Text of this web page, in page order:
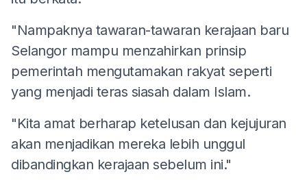
"Nampaknya tawaran-tawaran kerajaan baru
Selangor mampu menzahirkan prinsip
pemerintah mengutamakan rakyat seperti
yang menjadi teras siasah dalam Islam.
"Kita amat berharap ketelusan dan kejujuran
akan menjadikan mereka lebih unggul
dibandingkan kerajaan sebelum ini."